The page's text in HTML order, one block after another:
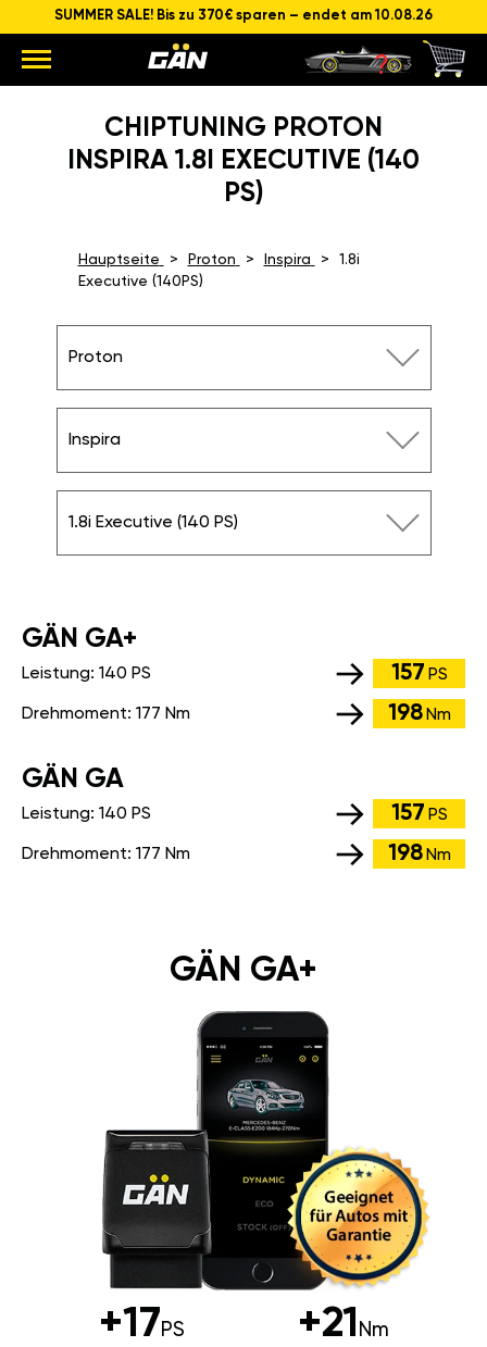
SUMMER SALE! Bis zu 370€ sparen – endet am 10.08.26
CHIPTUNING PROTON
INSPIRA 1.8I EXECUTIVE (140
PS)
Hauptseite Proton Inspira
1.8i
Executive (140PS)
Proton
Inspira
1.8i Executive (140 PS)
GÄN GA+
Leistung: 140 PS 157 PS
Drehmoment: 177 Nm 198 Nm
GÄN GA
Leistung: 140 PS 157 PS
Drehmoment: 177 Nm 198 Nm
GÄN GA+
+17PS +21 Nm